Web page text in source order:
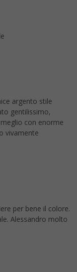
argento stile
gentilissimo,
con enorme
vivamente
per bene il colore.
Alessandro molto